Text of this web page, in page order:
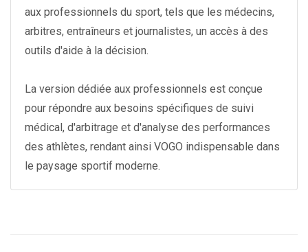
aux professionnels du sport, tels que les médecins,
arbitres, entraîneurs et journalistes, un accès à des
outils d'aide à la décision.
La version dédiée aux professionnels est conçue
pour répondre aux besoins spécifiques de suivi
médical, d'arbitrage et d'analyse des performances
des athlètes, rendant ainsi VOGO indispensable dans
le paysage sportif moderne.